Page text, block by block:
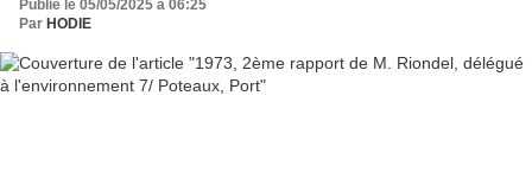
Publié le 05/05/2025 à 06:25
Par HODIE